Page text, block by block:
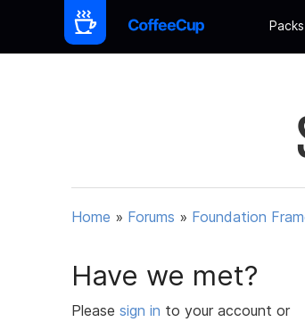
Packs
Home » Forums » Foundation
Have we met?
Please sign in to your account or